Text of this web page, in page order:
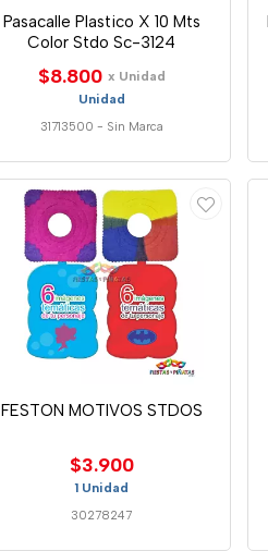
Pasacalle Plastico X 10 Mts
Color Stdo Sc-3124
$8.800 x Unidad
Unidad
31713500 - Sin Marca
FESTON MOTIVOS STDOS
$3.900
1 Unidad
30278247